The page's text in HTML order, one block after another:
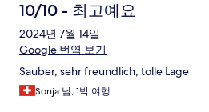
10/10 - 최고예요
2024년 7월 14일
Google 번역 보기
Sauber, sehr freundlich, tolle Lage
Sonja 님, 1박 여행